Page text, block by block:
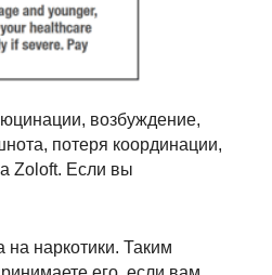
возбуждение,
потеря координации,
Zoloft. Если вы
на наркотики. Таким